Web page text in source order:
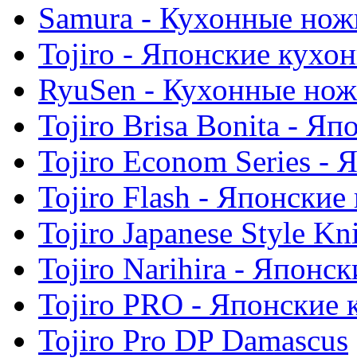
Samura - Кухонные
Tojiro - Японские
RyuSen - Кухонные
Tojiro Brisa Bonita -
Tojiro Econom Series -
Tojiro Flash -
Tojiro Japanese Style
Tojiro Narihira -
Tojiro PRO - Японские
Tojiro Pro DP Damascus